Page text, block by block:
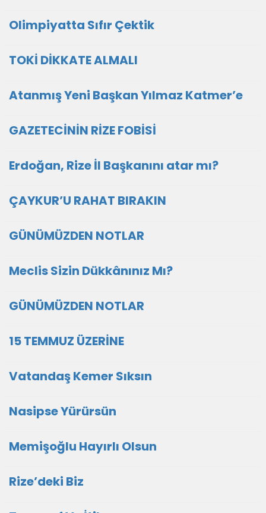
Olimpiyatta Sıfır Çektik
TOKİ DİKKATE ALMALI
Atanmış Yeni Başkan Yılmaz Katmer’e
GAZETECİNİN RİZE FOBİSİ
Erdoğan, Rize İl Başkanını atar mı?
ÇAYKUR’U RAHAT BIRAKIN
GÜNÜMÜZDEN NOTLAR
Meclis Sizin Dükkânınız Mı?
GÜNÜMÜZDEN NOTLAR
15 TEMMUZ ÜZERİNE
Vatandaş Kemer Sıksın
Nasipse Yürürsün
Memişoğlu Hayırlı Olsun
Rize’deki Biz